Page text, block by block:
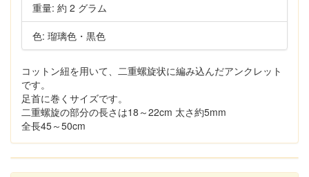
重量: 約 2 グラム
色: 瑠璃色・黒色
コットン紐を用いて、二重螺旋状に編み込んだアンクレット
です。
足首に巻くサイズです。
二重螺旋の部分の長さは18～22cm 太さ約5mm
全長45～50cm